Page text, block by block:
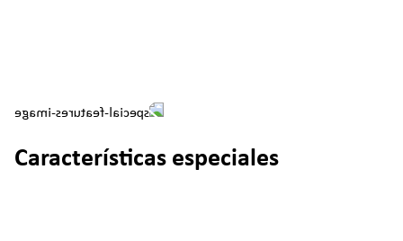
Características especiales